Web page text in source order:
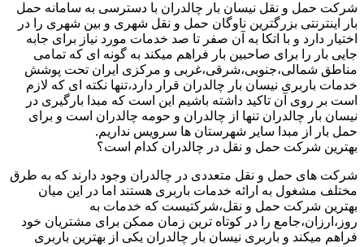
شرکت حمل و نقل نیسان بار چالدران با دسترسی به سامانه حمل
بار اینترنتی بزرگترین ناوگان حمل و نقل شهری و بین شهری را در
اختیار دارد و با اتکا به آن صفر تا صد خدمات مورد نیاز برای جابه
جایی بار را برای صاحبین بار فراهم میکند به گونه ای که تمامی
مناطق شمالی،جنوبی،شرقی،غربی و مرکزی ایران تحت پوشش
خدمات باربری نیسان بار چالدران قرار دارد،تنها نکته ای که لازم
است بر روی آن تاکید داشته باشیم این است که مبدا بارگیری در
نیسان بار چالدران تنها از چالدران و حومه چالدران است و برای
حمل بار از مبدا سایر شهرستان ها سرویس نداریم.
بهترین شرکت حمل و نقل در چالدران کدام است؟
شرکت های حمل و نقل متعددی در چالدران وجود دارند که به طرق
مختلف مشغول به ارائه خدمات باربری هستند اما در این میان
بهترین شرکت حمل و نقل،شرکتیست که خدمات به
روز،ارزان،جامع را در کوتاه ترین زمان ممکن برای مشتریان خود
فراهم میکند و باربری نیسان بار چالدران یکی از بهترین باربری